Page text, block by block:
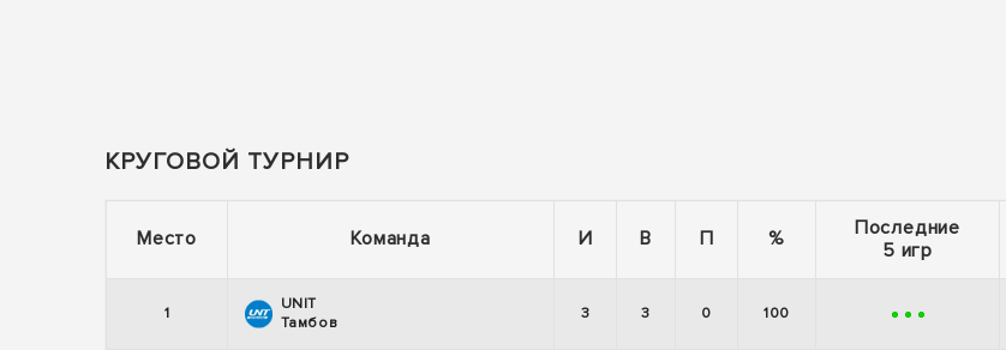
КРУГОВОЙ ТУРНИР
Место Команда И В П %
Последние
5 игр
1
UNIT
Тамбов
3 3 0 100 + + +